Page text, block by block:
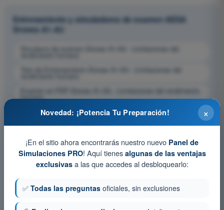
Entrenamiento y simuladores de examen AESA
Drones A1-A3
Simulacro de examen Drones A1-A3 - Limitaciones del
Examen en PDF Drones A1-A3 - Limitaciones del rendimiento
humano
×
Novedad: ¡Potencia Tu Preparación!
¡En el sitio ahora encontrarás nuestro nuevo Panel de
Simulaciones PRO! Aquí tienes algunas de las ventajas
exclusivasa las que accedes al desbloquearlo:
✅ Todas las preguntas oficiales, sin exclusiones